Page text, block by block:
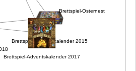
Brettspiel-Adventskalender 2015
Brettspiel-Osternest
Brettspiel-Adventskalender 2017